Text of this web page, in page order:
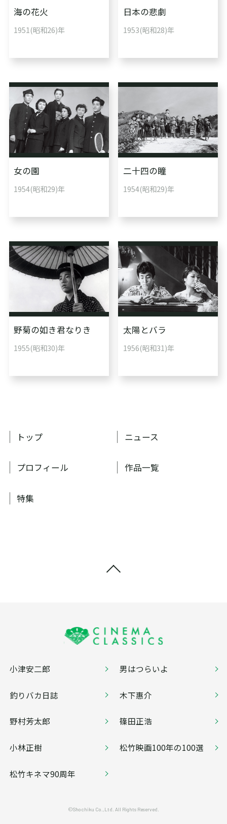
海の花火
1951(昭和26)年
日本の悲劇
1953(昭和28)年
女の園
1954(昭和29)年
二十四の瞳
1954(昭和29)年
野菊の如き君なりき
1955(昭和30)年
太陽とバラ
1956(昭和31)年
トップ ニュース
プロフィール 作品一覧
特集
小津安二郎 男はつらいよ
釣りバカ日誌 木下惠介
野村芳太郎 篠田正浩
小林正樹 松竹映画100年の100選
松竹キネマ90周年
©Shochiku Co.,Ltd. All Rights Reserved.